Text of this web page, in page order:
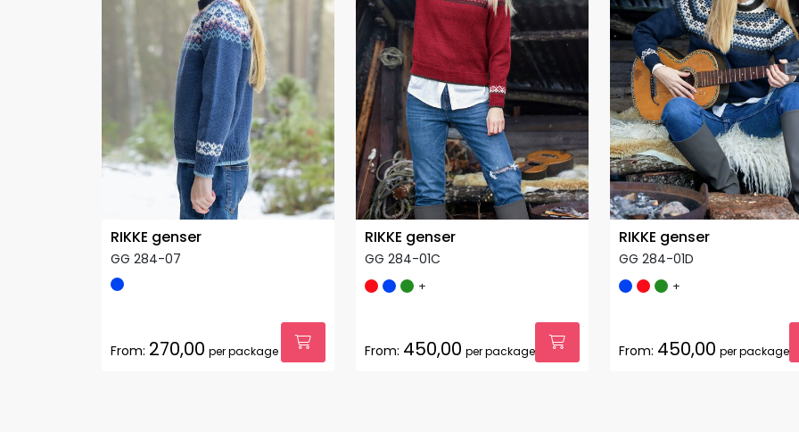
RIKKE genser
GG 284-07
From: 270,00 per package
RIKKE genser
GG 284-01C
+
From: 450,00 per package
RIKKE genser
GG 284-01D
+
From: 450,00 per package